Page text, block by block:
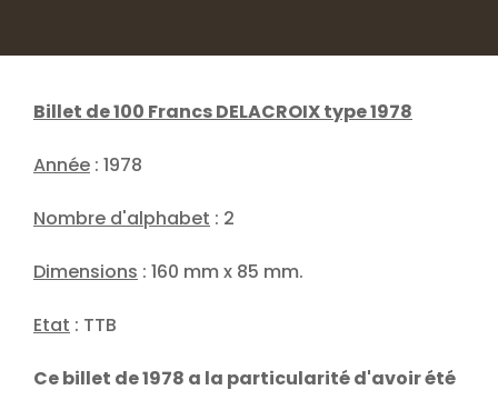
Billet de 100 Francs DELACROIX type 1978
Année : 1978
Nombre d'alphabet : 2
Dimensions : 160 mm x 85 mm.
Etat : TTB
Ce billet de 1978 a la particularité d'avoir été